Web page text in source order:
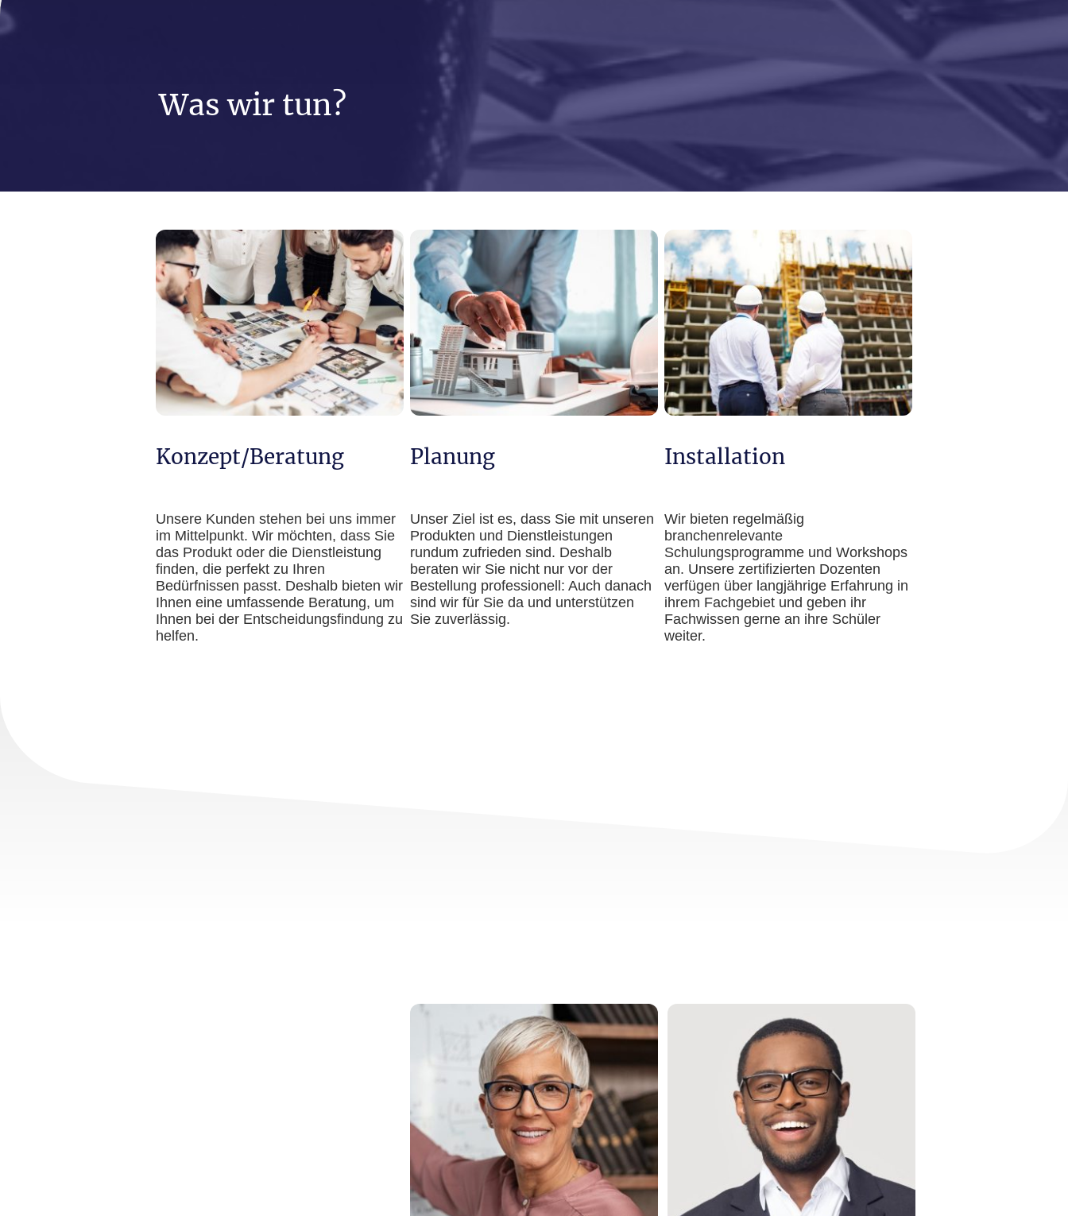
Was wir tun?
Konzept/Beratung
Unsere Kunden stehen bei uns immer
im Mittelpunkt. Wir möchten, dass Sie
das Produkt oder die Dienstleistung
finden, die perfekt zu Ihren
Bedürfnissen passt. Deshalb bieten wir
Ihnen eine umfassende Beratung, um
Ihnen bei der Entscheidungsfindung zu
helfen.
Planung
Unser Ziel ist es, dass Sie mit unseren
Produkten und Dienstleistungen
rundum zufrieden sind. Deshalb
beraten wir Sie nicht nur vor der
Bestellung professionell: Auch danach
sind wir für Sie da und unterstützen
Sie zuverlässig.
Installation
Wir bieten regelmäßig
branchenrelevante
Schulungsprogramme und Workshops
an. Unsere zertifizierten Dozenten
verfügen über langjährige Erfahrung in
ihrem Fachgebiet und geben ihr
Fachwissen gerne an ihre Schüler
weiter.